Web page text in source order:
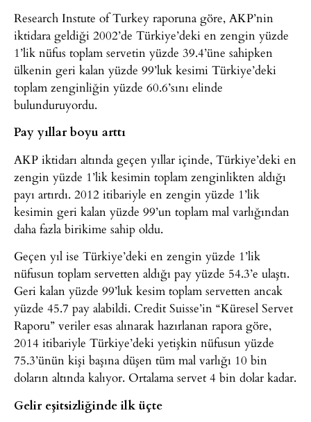
Research Instute of Turkey raporuna göre, AKP’nin
iktidara geldiği 2002’de Türkiye’deki en zengin yüzde
1’lik nüfus toplam servetin yüzde 39.4’üne sahipken
ülkenin geri kalan yüzde 99’luk kesimi Türkiye’deki
toplam zenginliğin yüzde 60.6’sını elinde
bulunduruyordu.
Pay yıllar boyu arttı
AKP iktidarı altında geçen yıllar içinde, Türkiye’deki en
zengin yüzde 1’lik kesimin toplam zenginlikten aldığı
payı artırdı. 2012 itibariyle en zengin yüzde 1’lik
kesimin geri kalan yüzde 99’un toplam mal varlığından
daha fazla birikime sahip oldu.
Geçen yıl ise Türkiye’deki en zengin yüzde 1’lik
nüfusun toplam servetten aldığı pay yüzde 54.3’e ulaştı.
Geri kalan yüzde 99’luk kesim toplam servetten ancak
yüzde 45.7 pay alabildi. Credit Suisse’in “Küresel Servet
Raporu” veriler esas alınarak hazırlanan rapora göre,
2014 itibariyle Türkiye’deki yetişkin nüfusun yüzde
75.3’ünün kişi başına düşen tüm mal varlığı 10 bin
doların altında kalıyor. Ortalama servet 4 bin dolar kadar.
Gelir eşitsizliğinde ilk üçte